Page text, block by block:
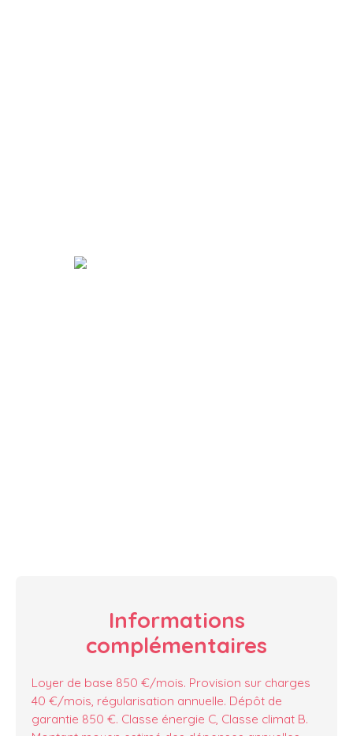
Informations
complémentaires
Loyer de base 850 €/mois. Provision sur charges
40 €/mois, régularisation annuelle. Dépôt de
garantie 850 €. Classe énergie C, Classe climat B.